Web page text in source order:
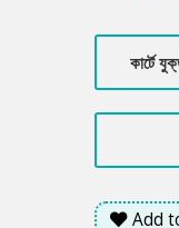
মেয়ের গল্পও
খোঁজে গ্রামে
কার্টে
Add